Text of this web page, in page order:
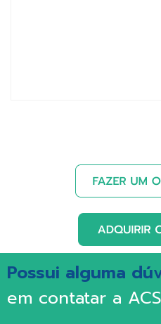
Possui alguma
em contatar a